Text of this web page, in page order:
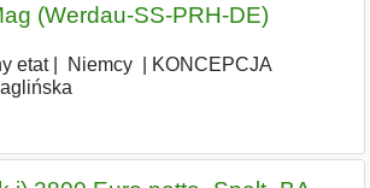
(Werdau-SS-PRH-DE)
etat| Niemcy
KONCEPCJA